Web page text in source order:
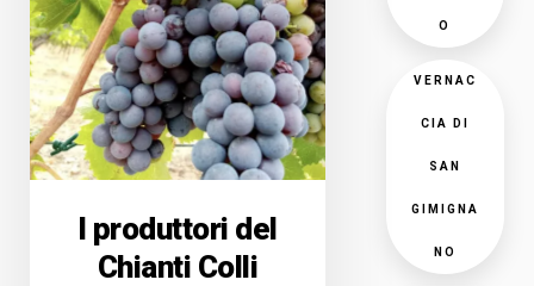
I produttori del
Chianti Colli
O
VERNAC
CIA DI
SAN
GIMIGNA
NO